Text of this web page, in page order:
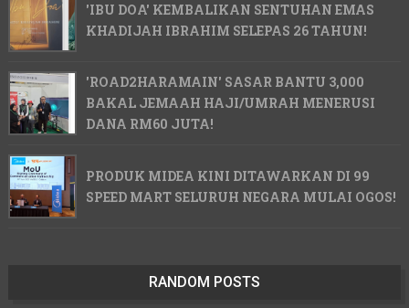
'IBU DOA' KEMBALIKAN SENTUHAN EMAS
KHADIJAH IBRAHIM SELEPAS 26 TAHUN!
'ROAD2HARAMAIN' SASAR BANTU 3,000
BAKAL JEMAAH HAJI/UMRAH MENERUSI
DANA RM60 JUTA!
PRODUK MIDEA KINI DITAWARKAN DI 99
SPEED MART SELURUH NEGARA MULAI OGOS!
RANDOM POSTS